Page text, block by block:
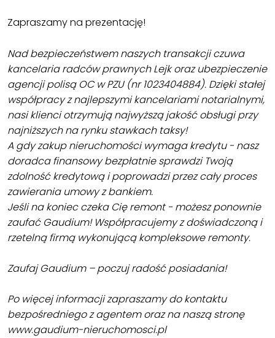
Zapraszamy na prezentację!
Nad bezpieczeństwem naszych transakcji czuwa
kancelaria radców prawnych Lejk oraz ubezpieczenie
agencji polisą OC w PZU (nr 1023404884). Dzięki stałej
współpracy z najlepszymi kancelariami notarialnymi,
nasi klienci otrzymują najwyższą jakość obsługi przy
najniższych na rynku stawkach taksy!
A gdy zakup nieruchomości wymaga kredytu - nasz
doradca finansowy bezpłatnie sprawdzi Twoją
zdolność kredytową i poprowadzi przez cały proces
zawierania umowy z bankiem.
Jeśli na koniec czeka Cię remont - możesz ponownie
zaufać Gaudium! Współpracujemy z doświadczoną i
rzetelną firmą wykonującą kompleksowe remonty.
Zaufaj Gaudium – poczuj radość posiadania!
Po więcej informacji zapraszamy do kontaktu
bezpośredniego z agentem oraz na naszą stronę
www.gaudium-nieruchomosci.pl